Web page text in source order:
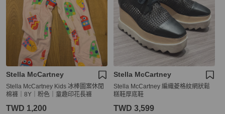
Stella McCartney
Stella McCartney Kids 冰棒圖案休閒
棉褲｜8Y｜粉色｜童趣印花長褲
TWD 1,200
Stella McCartney
Stella McCartney 編織菱格紋網狀鬆
糕鞋厚底鞋
TWD 3,599